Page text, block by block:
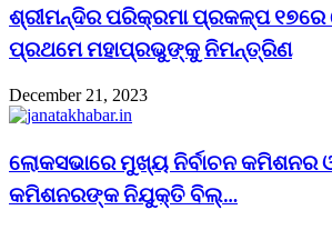
ଶ୍ରୀମନ୍ଦିର ପରିକ୍ରମା ପ୍ରକଳ୍ପ ୧୭ରେ
ପ୍ରଥମେ ମହାପ୍ରଭୁଙ୍କୁ ନିମନ୍ତ୍ରିଣ
December 21, 2023
ଲୋକସଭାରେ ମୁଖ୍ୟ ନିର୍ବାଚନ କମିଶନର
କମିଶନରଙ୍କ ନିଯୁକ୍ତି ବିଲ୍…